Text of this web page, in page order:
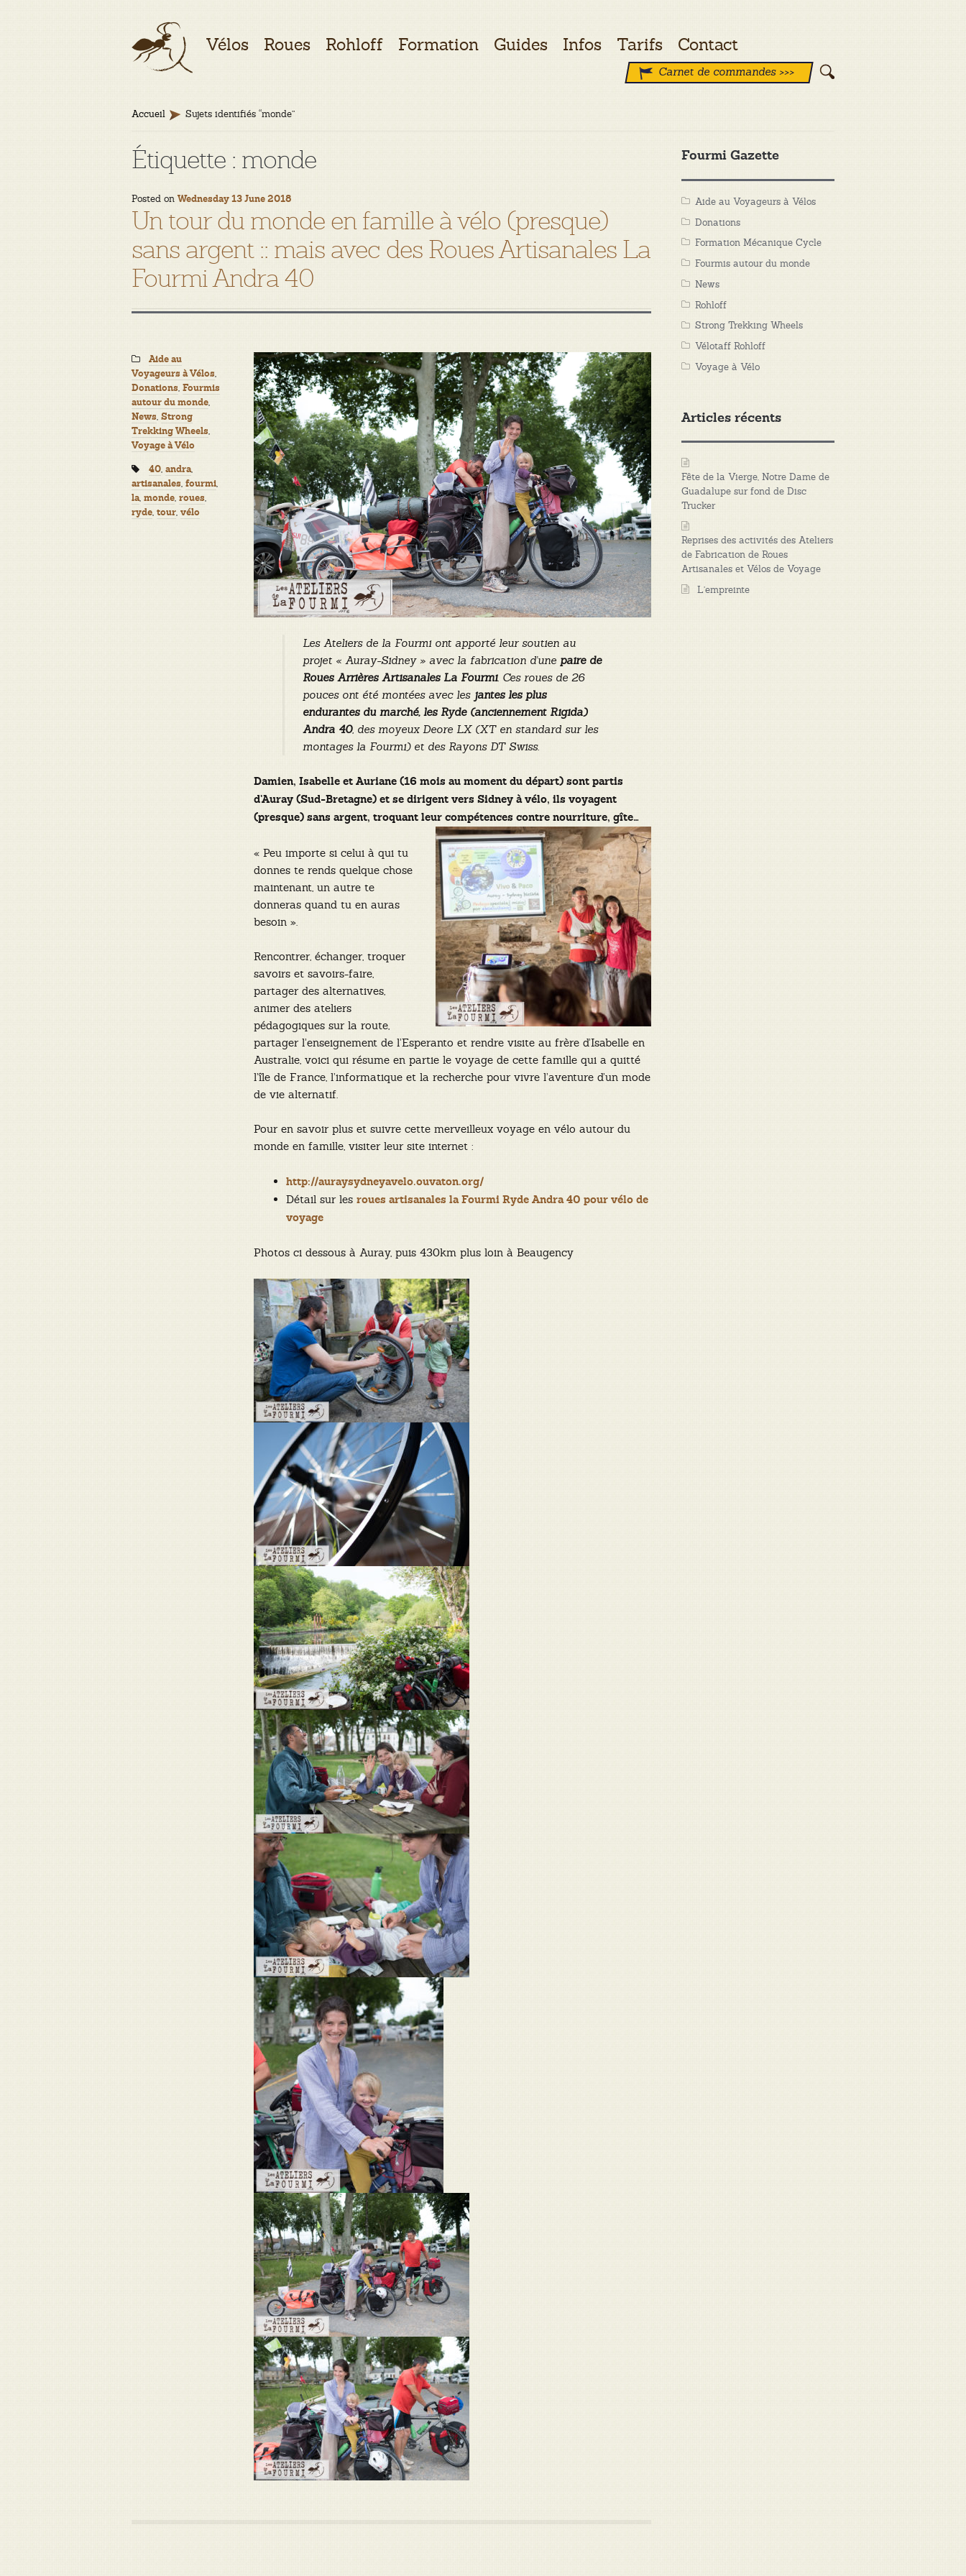
Aller
Aller
au
Vélos Roues Rohloff Formation Guides Infos Tarifs Contact
Carnet de commandes >>>
Accueil Sujets identifiés “monde”
Étiquette : monde
Posted onWednesday 13 June 2018
Un tour du monde en famille à vélo (presque)
sans argent :: mais avec des Roues Artisanales La
Fourmi Andra 40
Categories:
Aide au
Voyageurs à Vélos,
Donations,Fourmis
autour du monde,
News,Strong
Trekking Wheels,
Voyage à Vélo
Tags:
40, andra,
artisanales,fourmi,
la,monde,roues,
ryde,tour,vélo
Les Ateliers de la Fourmi ont apporté leur soutien au
projet « Auray-Sidney » avec la fabrication d’une paire de
Roues Arrières Artisanales La Fourmi. Ces roues de 26
pouces ont été montées avec les jantes les plus
endurantes du marché, les Ryde (anciennement Rigida)
Andra 40, des moyeux Deore LX (XT en standard sur les
montages la Fourmi) et des Rayons DT Swiss.
Damien, Isabelle et Auriane (16 mois au moment du départ) sont partis
d’Auray (Sud-Bretagne) et se dirigent vers Sidney à vélo, ils voyagent
(presque) sans argent, troquant leur compétences contre nourriture, gîte…
« Peu importe si celui à qui tu
donnes te rends quelque chose
maintenant, un autre te
donneras quand tu en auras
besoin ».
Rencontrer, échanger, troquer
savoirs et savoirs-faire,
partager des alternatives,
animer des ateliers
pédagogiques sur la route,
partager l’enseignement de l’Esperanto et rendre visite au frère d’Isabelle en
Australie, voici qui résume en partie le voyage de cette famille qui a quitté
l’île de France, l’informatique et la recherche pour vivre l’aventure d’un mode
de vie alternatif.
Pour en savoir plus et suivre cette merveilleux voyage en vélo autour du
monde en famille, visiter leur site internet :
http://auraysydneyavelo.ouvaton.org/
Détail sur lesroues artisanales la Fourmi Ryde Andra 40 pour vélo de
voyage
Photos ci dessous à Auray, puis 430km plus loin à Beaugency
Fourmi Gazette
Aide au Voyageurs à Vélos
Donations
Formation Mécanique Cycle
Fourmis autour du monde
News
Rohloff
Strong Trekking Wheels
Vélotaff Rohloff
Voyage à Vélo
Articles récents
Fête de la Vierge, Notre Dame de
Guadalupe sur fond de Disc
Trucker
Reprises des activités des Ateliers
de Fabrication de Roues
Artisanales et Vélos de Voyage
L’empreinte